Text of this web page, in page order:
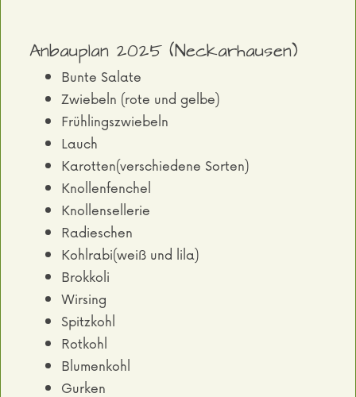
Anbauplan 2025 (Neckarhausen)
Bunte Salate
Zwiebeln (rote und gelbe)
Frühlingszwiebeln
Lauch
Karotten(verschiedene Sorten)
Knollenfenchel
Knollensellerie
Radieschen
Kohlrabi(weiß und lila)
Brokkoli
Wirsing
Spitzkohl
Rotkohl
Blumenkohl
Gurken